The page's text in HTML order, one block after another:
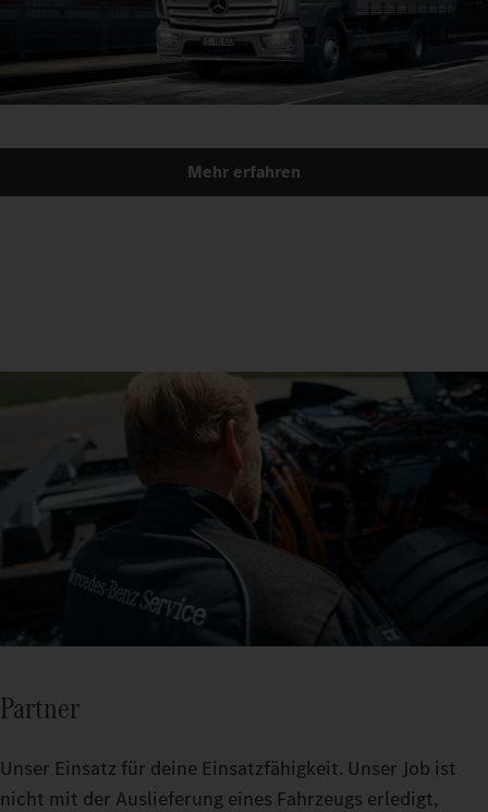
Mehr erfahren
Partner
Unser Einsatz für deine Einsatzfähigkeit. Unser Job ist
nicht mit der Auslieferung eines Fahrzeugs erledigt,